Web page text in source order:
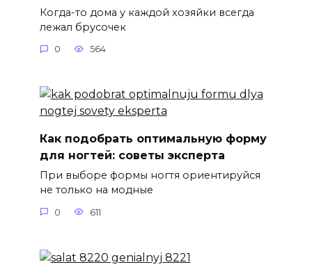
Когда-то дома у каждой хозяйки всегда
лежал брусочек
0 564
Как подобрать оптимальную форму
для ногтей: советы эксперта
При выборе формы ногтя ориентируйся
не только на модные
0 611